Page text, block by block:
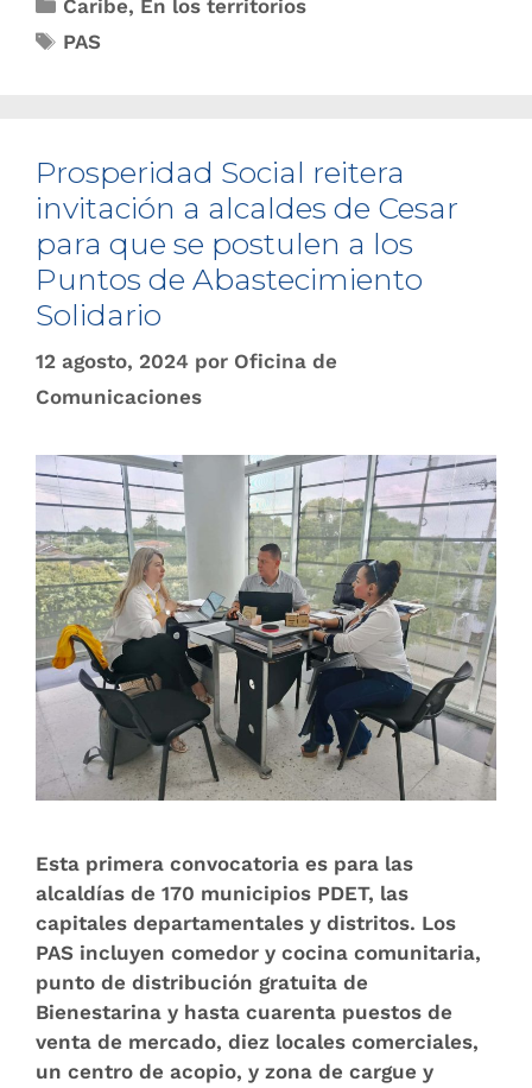
Caribe, En los territorios
PAS
Prosperidad Social reitera
invitación a alcaldes de Cesar
para que se postulen a los
Puntos de Abastecimiento
Solidario
12 agosto, 2024 por Oficina de
Comunicaciones
Esta primera convocatoria es para las
alcaldías de 170 municipios PDET, las
capitales departamentales y distritos. Los
PAS incluyen comedor y cocina comunitaria,
punto de distribución gratuita de
Bienestarina y hasta cuarenta puestos de
venta de mercado, diez locales comerciales,
un centro de acopio, y zona de cargue y